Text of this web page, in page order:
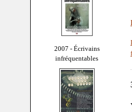
2007 - Écrivains
infréquentables